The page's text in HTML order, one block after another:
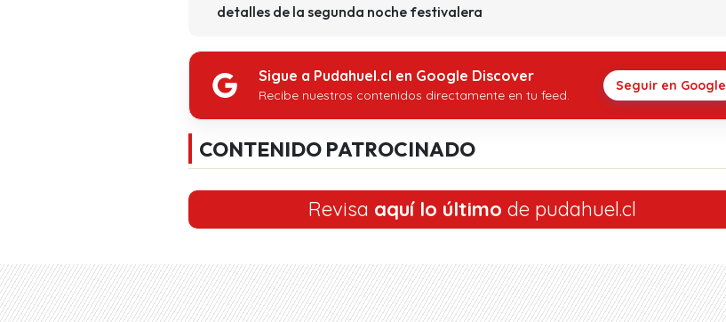
detalles de la segunda noche festivalera
Sigue a Pudahuel.cl en Google Discover
Recibe nuestros contenidos directamente en tu feed.
Seguir en Google
CONTENIDO PATROCINADO
Revisa aquí lo último de pudahuel.cl